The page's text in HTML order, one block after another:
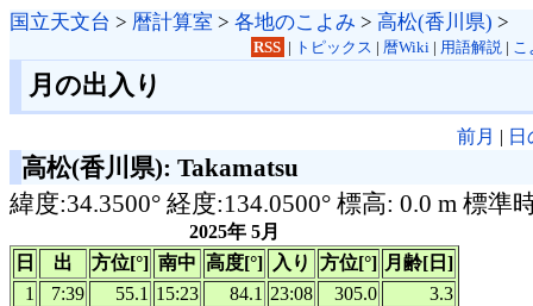
国立天文台 > 暦計算室 > 各地のこよみ > 高松(香川県) >
RSS | トピックス | 暦Wiki| 用語解説| こ
月の出入り
前月 |
高松(香川県): Takamatsu
緯度:34.3500° 経度:134.0500° 標高: 0.0 m 標準
2025年 5月
日
出 方位[°] 南中 高度[°] 入り 方位[°] 月齢[日]
1
7:39 55.1 15:23 84.1 23:08 305.0
3.3